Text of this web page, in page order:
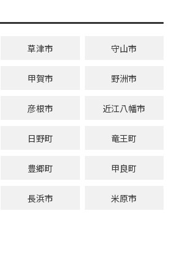
草津市 守山市
甲賀市 野洲市
彦根市 近江八幡市
日野町 竜王町
豊郷町 甲良町
長浜市 米原市